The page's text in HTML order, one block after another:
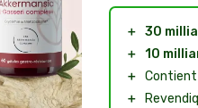
＋ 30
＋ 10
＋ Contient
＋